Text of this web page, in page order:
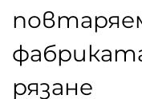
рязане